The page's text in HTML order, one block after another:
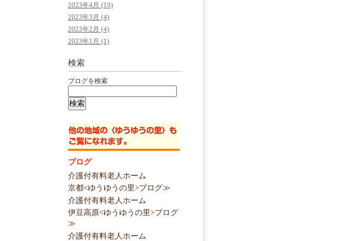
2023年4月 (10)
2023年3月 (4)
2023年2月 (4)
2023年1月 (1)
検索
ブログを検索
ブログ
介護付有料老人ホーム
京都<ゆうゆうの里>ブログ≫
介護付有料老人ホーム
伊豆高原<ゆうゆうの里>ブログ
≫
介護付有料老人ホーム